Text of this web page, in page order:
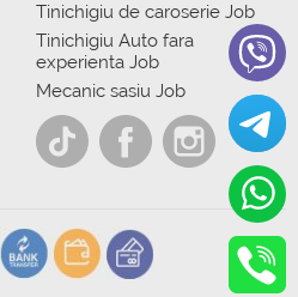
Tinichigiu de caroserie Job
Tinichigiu Auto fara
experienta Job
Mecanic sasiu Job